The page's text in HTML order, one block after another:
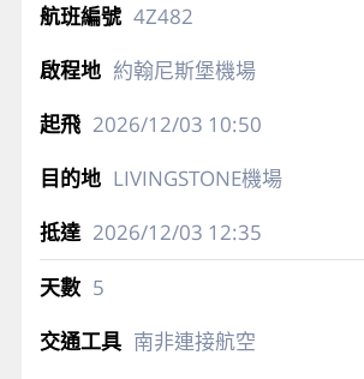
4Z482
約翰尼斯堡機場
2026/12/03 10:50
LIVINGSTONE機場
2026/12/03 12:35
5
南非連接航空